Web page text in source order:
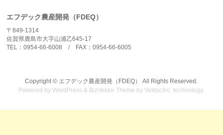
エフデック農産開発（FDEQ）
〒849-1314
佐賀県鹿島市大字山浦乙645-17
TEL：0954-66-6008 / FAX：0954-66-6005
Copyright © エフデック農産開発（FDEQ）
All Rights Reserved.
Powered byWordPress & BizVektor Theme byVektor,Inc. technology.